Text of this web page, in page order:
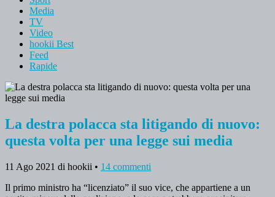
Media
TV
Video
hookii Best
Feed
Rapide
La destra polacca sta litigando di nuovo:
questa volta per una legge sui media
11 Ago 2021 di hookii • 14 commenti
Il primo ministro ha “licenziato” il suo vice, che appartiene a un